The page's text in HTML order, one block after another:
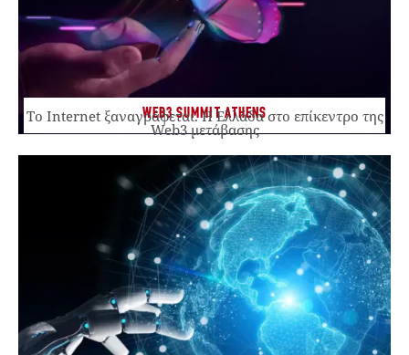
WEB3 SUMMIT ATHENS
Το Internet ξαναγράφεται. Η Ελλάδα στο επίκεντρο της
Web3 μετάβασης